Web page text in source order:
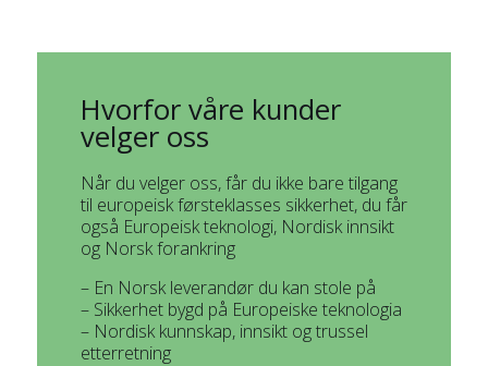
Hvorfor våre kunder
velger oss
Når du velger oss, får du ikke bare tilgang
til europeisk førsteklasses sikkerhet, du får
også Europeisk teknologi, Nordisk innsikt
og Norsk forankring
– En Norsk leverandør du kan stole på
– Sikkerhet bygd på Europeiske teknologia
– Nordisk kunnskap, innsikt og trussel
etterretning